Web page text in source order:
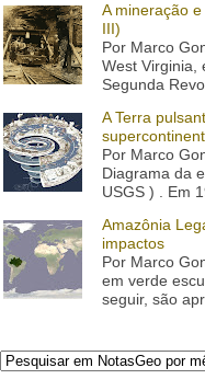
A mineração
III)
Por Marco
West Virginia,
Segunda
A Terra
Por Marco
Diagrama da
USGS ) . Em
Amazônia
impactos
Por Marco
em verde
seguir, são